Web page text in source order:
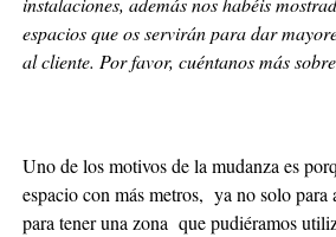
espacios que os servirán para dar
al cliente. Por favor, cuéntanos más
Uno de los motivos de la mudanza es
espacio con más metros, ya no solo para
para tener una zona que pudiéramos